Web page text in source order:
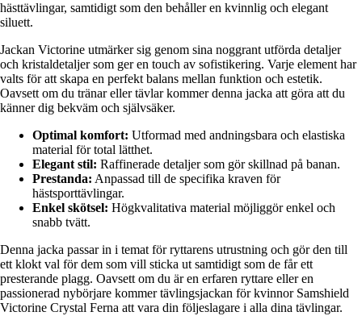
hästtävlingar, samtidigt som den behåller en kvinnlig och elegant
siluett.
Jackan Victorine utmärker sig genom sina noggrant utförda detaljer
och kristaldetaljer som ger en touch av sofistikering. Varje element har
valts för att skapa en perfekt balans mellan funktion och estetik.
Oavsett om du tränar eller tävlar kommer denna jacka att göra att du
känner dig bekväm och självsäker.
Optimal komfort: Utformad med andningsbara och elastiska
material för total lätthet.
Elegant stil: Raffinerade detaljer som gör skillnad på banan.
Prestanda: Anpassad till de specifika kraven för
hästsporttävlingar.
Enkel skötsel: Högkvalitativa material möjliggör enkel och
snabb tvätt.
Denna jacka passar in i temat för ryttarens utrustning och gör den till
ett klokt val för dem som vill sticka ut samtidigt som de får ett
presterande plagg. Oavsett om du är en erfaren ryttare eller en
passionerad nybörjare kommer tävlingsjackan för kvinnor Samshield
Victorine Crystal Ferna att vara din följeslagare i alla dina tävlingar.